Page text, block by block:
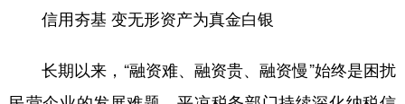
信用夯基 变无形资产为真金白银
长期以来，“融资难、融资贵、融资慢”始终是困扰